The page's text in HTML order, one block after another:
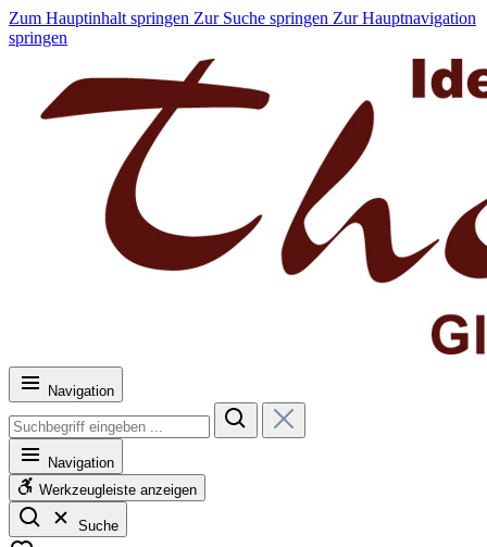
Zum Hauptinhalt springen Zur Suche springen Zur Hauptnavigation
springen
Navigation
Navigation
Werkzeugleiste anzeigen
Suche